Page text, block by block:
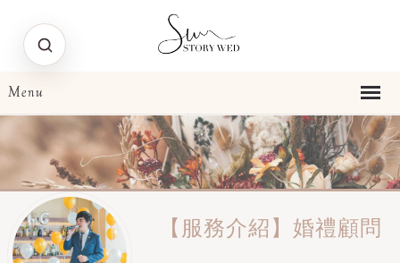
【服務介紹】婚禮顧問